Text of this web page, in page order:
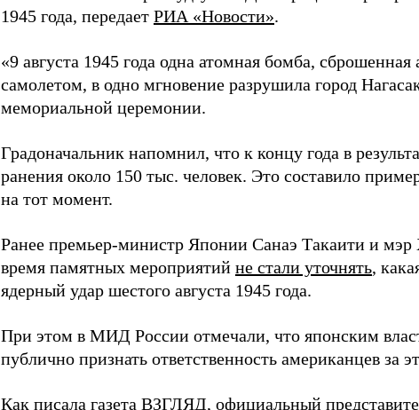
1945 года, передает РИА «Новости».
«9 августа 1945 года одна атомная бомба,
самолетом, в одно мгновение разрушила город
мемориальной церемонии.
Градоначальник напомнил, что к концу года в
ранения около 150 тыс. человек. Это составило
на тот момент.
Ранее премьер-министр Японии Санаэ Такаити и
время памятных мероприятий не стали уточнять,
ядерный удар шестого августа 1945 года.
При этом в МИД России отмечали, что японским
публично признать ответственность американцев за
Как писала газета ВЗГЛЯД, официальный